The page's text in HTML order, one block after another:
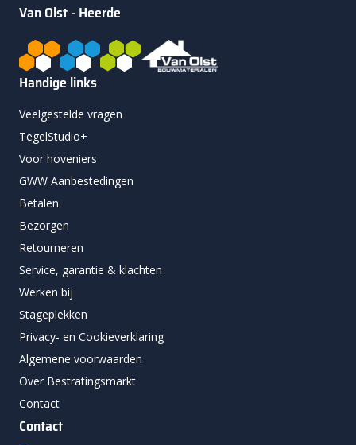
Van Olst - Heerde
Handige links
Veelgestelde vragen
TegelStudio+
Voor hoveniers
GWW Aanbestedingen
Betalen
Bezorgen
Retourneren
Service, garantie & klachten
Werken bij
Stageplekken
Privacy- en Cookieverklaring
Algemene voorwaarden
Over Bestratingsmarkt
Contact
Contact